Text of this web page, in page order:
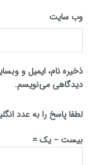
وب‌ سایت
ذخیره نام، ایمیل و
دیدگاهی می‌نویسم.
لطفا پاسخ را به عدد
بیست − یک =